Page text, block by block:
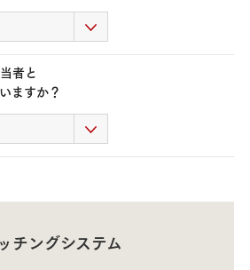
者と
ますか？
チングシステム